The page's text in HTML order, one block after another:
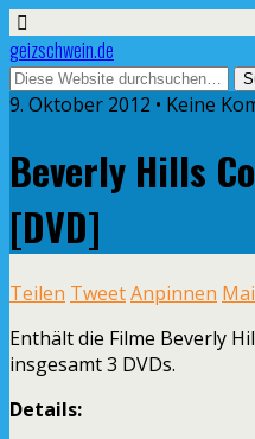
geizschwein.de
9. Oktober 2012 • Keine
Beverly Hills
[DVD]
Teilen TweetAnpinnen
Enthält die Filme Beverly
insgesamt 3 DVDs.
Details: